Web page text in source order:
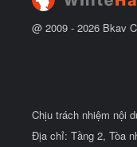
@ 2009 - 2026 Bkav
Chịu trách nhiệm nội
Địa chỉ: Tầng 2, Tòa